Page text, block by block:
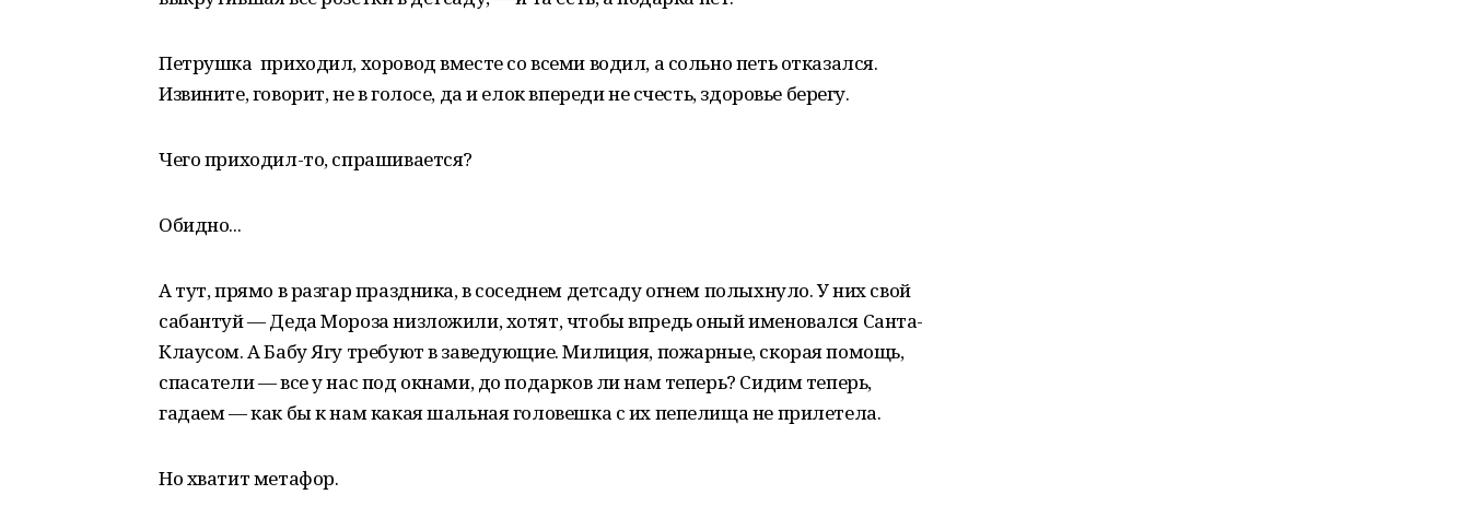
Петрушка приходил, хоровод вместе со всеми водил, а сольно петь отказался.
Извините, говорит, не в голосе, да и елок впереди не счесть, здоровье берегу.
Чего приходил-то, спрашивается?
Обидно...
А тут, прямо в разгар праздника, в соседнем детсаду огнем полыхнуло. У них свой
сабантуй — Деда Мороза низложили, хотят, чтобы впредь оный именовался Санта-
Клаусом. А Бабу Ягу требуют в заведующие. Милиция, пожарные, скорая помощь,
спасатели — все у нас под окнами, до подарков ли нам теперь? Сидим теперь,
гадаем — как бы к нам какая шальная головешка с их пепелища не прилетела.
Но хватит метафор.